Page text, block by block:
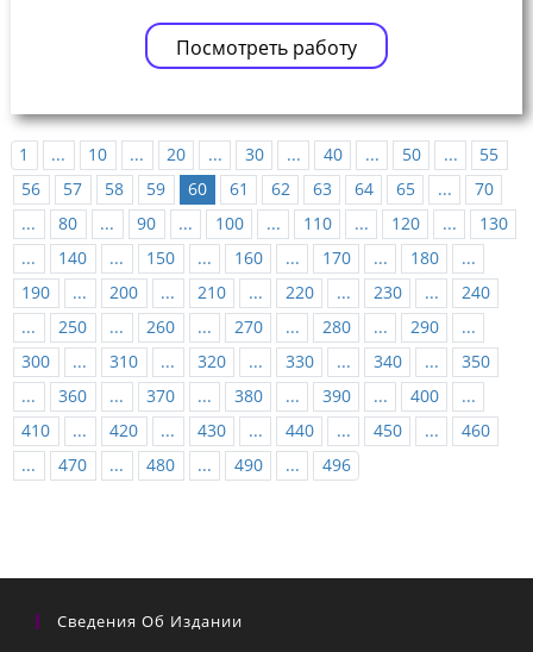
Посмотреть работу
1 ... 10 ... 20 ... 30 ... 40 ... 50 ...
55
56
57 58 59 60 61 62 63 64 65 ...
70
...
80 ... 90 ... 100 ... 110 ... 120 ...
130
...
140 ... 150 ... 160 ... 170 ... 180
...
190
... 200 ... 210 ... 220 ... 230 ...
240
...
250 ... 260 ... 270 ... 280 ... 290
...
300
... 310 ... 320 ... 330 ... 340 ...
350
...
360 ... 370 ... 380 ... 390 ... 400
...
410
... 420 ... 430 ... 440 ... 450 ...
460
...
470 ... 480 ... 490 ... 496
Сведения Об Издании